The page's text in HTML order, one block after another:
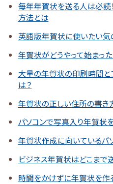
毎年年賀状を送る人は必読
方法とは
英語版年賀状に使いたい気
年賀状がどうやって始まっ
大量の年賀状の印刷時間と
は？
年賀状の正しい住所の書き
パソコンで写真入り年賀状
年賀状作成に向いているパ
ビジネス年賀状はどこまで
時間をかけずに年賀状を作